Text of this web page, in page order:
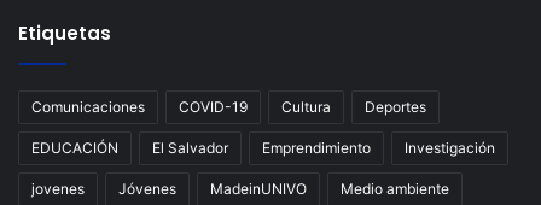
Etiquetas
Comunicaciones COVID-19 Cultura Deportes
EDUCACIÓN El Salvador Emprendimiento Investigación
jovenes Jóvenes MadeinUNIVO Medio ambiente